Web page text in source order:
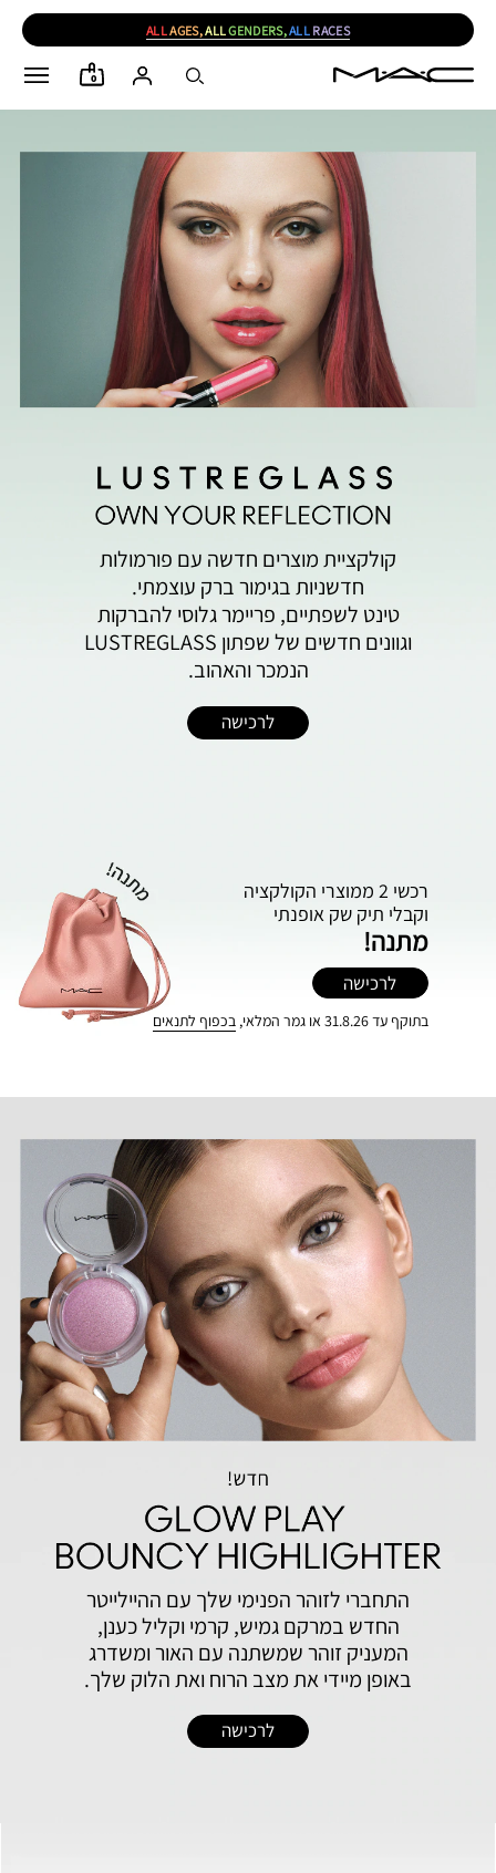
ALLAGES,ALLGENDERS,ALL RACES
0
קולקציית מוצרים חדשה עם פורמולות
חדשניות בגימור ברק עוצמתי.
טינט לשפתיים, פריימר גלוסי להברקות
וגוונים חדשים של שפתון LUSTREGLASS
הנמכר והאהוב.
לרכישה
רכשי 2 ממוצרי הקולקציה
וקבלי תיק ‬שק‭ ‬אופנתי
מתנה!
לרכישה
בתוקף עד 31.8.26 או גמר המלאי, בכפוף לתנאים
התחברי לזוהר הפנימי שלך עם ההיילייטר
החדש במרקם גמיש, קרמי וקליל כענן,
המעניק זוהר שמשתנה עם האור ומשדרג
באופן מיידי את מצב הרוח ואת הלוק שלך.
לרכישה